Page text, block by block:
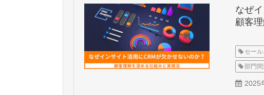
なぜ
顧客
セー
部門間
2025